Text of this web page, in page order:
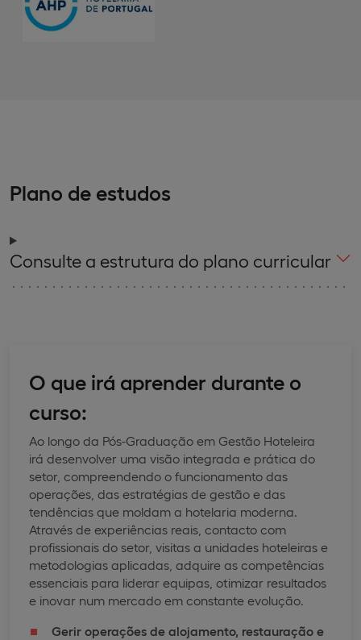
Plano de estudos
Consulte a estrutura do plano curricular
O que irá aprender durante o
curso:
Ao longo da Pós-Graduação em Gestão Hoteleira
irá desenvolver uma visão integrada e prática do
setor, compreendendo o funcionamento das
operações, das estratégias de gestão e das
tendências que moldam a hotelaria moderna.
Através de experiências reais, contacto com
profissionais do setor, visitas a unidades hoteleiras e
metodologias aplicadas, adquire as competências
essenciais para liderar equipas, otimizar resultados
e inovar num mercado em constante evolução.
Gerir operações de alojamento, restauração e